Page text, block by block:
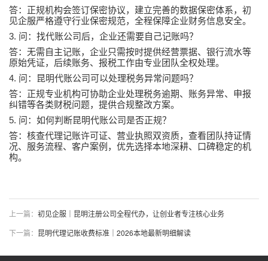
答：正规机构会签订保密协议，建立完善的数据保密体系，初
见企服严格遵守行业保密规范，全程保障企业财务信息安全。
3. 问：找代账公司后，企业还需要自己记账吗？
答：无需自主记账，企业只需按时提供经营票据、银行流水等
原始凭证，后续账务、报税工作由专业团队全权处理。
4. 问：昆明代账公司可以处理税务异常问题吗？
答：正规专业机构可协助企业处理税务逾期、账务异常、申报
纠错等各类财税问题，提供合规整改方案。
5. 问：如何判断昆明代账公司是否正规？
答：核查代理记账许可证、营业执照双资质，查看团队持证情
况、服务流程、客户案例，优先选择本地深耕、口碑稳定的机
构。
上一篇： 初见企服｜昆明注册公司全程代办，让创业者专注核心业务
下一篇： 昆明代理记账收费标准｜2026本地最新明细解读